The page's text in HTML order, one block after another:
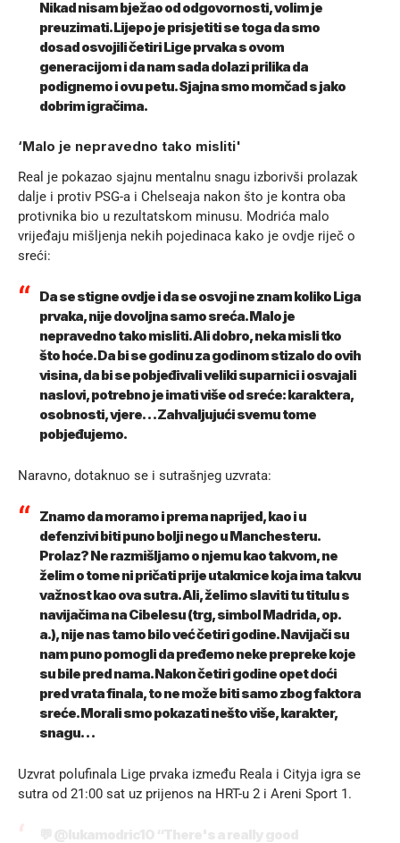
Nikad nisam bježao od odgovornosti, volim je
preuzimati. Lijepo je prisjetiti se toga da smo
dosad osvojili četiri Lige prvaka s ovom
generacijom i da nam sada dolazi prilika da
podignemo i ovu petu. Sjajna smo momčad s jako
dobrim igračima.
‘Malo je nepravedno tako misliti'
Real je pokazao sjajnu mentalnu snagu izborivši prolazak
dalje i protiv PSG-a i Chelseaja nakon što je kontra oba
protivnika bio u rezultatskom minusu. Modrića malo
vrijeđaju mišljenja nekih pojedinaca kako je ovdje riječ o
sreći:
Da se stigne ovdje i da se osvoji ne znam koliko Liga
prvaka, nije dovoljna samo sreća. Malo je
nepravedno tako misliti. Ali dobro, neka misli tko
što hoće. Da bi se godinu za godinom stizalo do ovih
visina, da bi se pobjeđivali veliki suparnici i osvajali
naslovi, potrebno je imati više od sreće: karaktera,
osobnosti, vjere… Zahvaljujući svemu tome
pobjeđujemo.
Naravno, dotaknuo se i sutrašnjeg uzvrata:
Znamo da moramo i prema naprijed, kao i u
defenzivi biti puno bolji nego u Manchesteru.
Prolaz? Ne razmišljamo o njemu kao takvom, ne
želim o tome ni pričati prije utakmice koja ima takvu
važnost kao ova sutra. Ali, želimo slaviti tu titulu s
navijačima na Cibelesu (trg, simbol Madrida, op.
a.), nije nas tamo bilo već četiri godine. Navijači su
nam puno pomogli da pređemo neke prepreke koje
su bile pred nama. Nakon četiri godine opet doći
pred vrata finala, to ne može biti samo zbog faktora
sreće. Morali smo pokazati nešto više, karakter,
snagu…
Uzvrat polufinala Lige prvaka između Reala i Cityja igra se
sutra od 21:00 sat uz prijenos na HRT-u 2 i Areni Sport 1.